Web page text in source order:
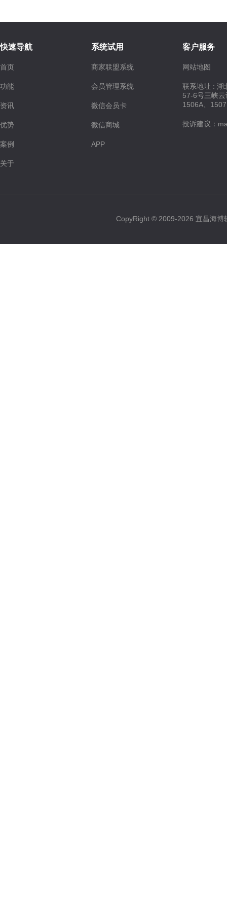
快速导航
首页
功能
资讯
优势
案例
关于
系统试用
商家联盟系统
会员管理系统
微信会员卡
微信商城
APP
客户服务
网站地图
联系地址 : 湖
57-6号三峡
1506A、
投诉建议：
CopyRight © 2009-2026 宜昌海